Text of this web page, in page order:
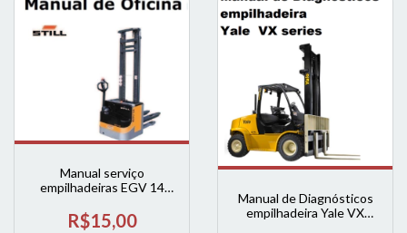
Manual serviço
empilhadeiras EGV 14
R$15,00
Manual de Diagnósticos
empilhadeira Yale VX